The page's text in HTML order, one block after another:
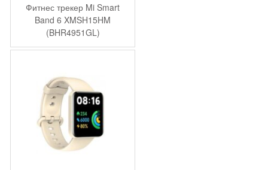
Фитнес трекер Mi Smart
Band 6 XMSH15HM
(BHR4951GL)